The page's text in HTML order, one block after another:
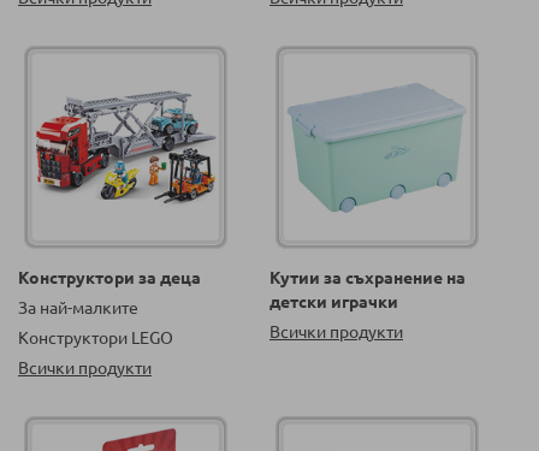
Конструктори за деца
За най-малките
Конструктори LEGO
Всички продукти
Кутии за съхранение на
детски играчки
Всички продукти